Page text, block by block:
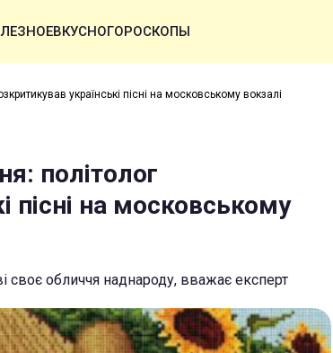
ВКУСНОГОРОСКОПЫ
українські пісні на московському вокзалі
політолог
пісні на московському
своє обличчя наднароду, вважає експерт